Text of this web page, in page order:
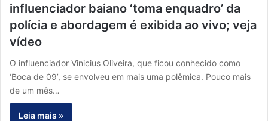
influenciador baiano ‘toma enquadro’ da
polícia e abordagem é exibida ao vivo; veja
vídeo
O influenciador Vinicius Oliveira, que ficou conhecido como
‘Boca de 09’, se envolveu em mais uma polêmica. Pouco mais
de um mês…
Leia mais »